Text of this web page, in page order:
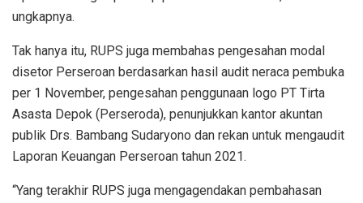
ungkapnya.
Tak hanya itu, RUPS juga membahas pengesahan modal
disetor Perseroan berdasarkan hasil audit neraca pembuka
per 1 November, pengesahan penggunaan logo PT Tirta
Asasta Depok (Perseroda), penunjukkan kantor akuntan
publik Drs. Bambang Sudaryono dan rekan untuk mengaudit
Laporan Keuangan Perseroan tahun 2021.
“Yang terakhir RUPS juga mengagendakan pembahasan